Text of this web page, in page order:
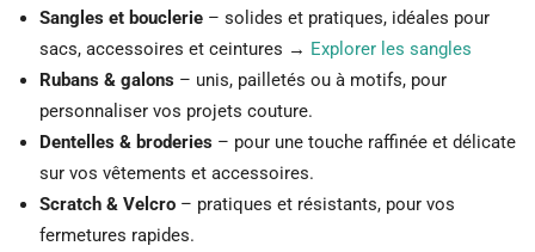
Sangles et bouclerie – solides et pratiques, idéales pour
sacs, accessoires et ceintures → Explorer les sangles
Rubans & galons – unis, pailletés ou à motifs, pour
personnaliser vos projets couture.
Dentelles & broderies – pour une touche raffinée et délicate
sur vos vêtements et accessoires.
Scratch & Velcro – pratiques et résistants, pour vos
fermetures rapides.